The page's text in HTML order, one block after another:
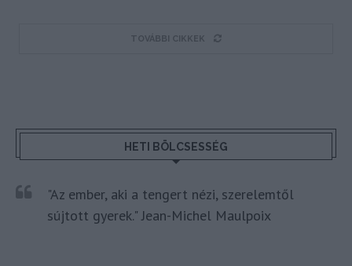
TOVÁBBI CIKKEK
HETI BÖLCSESSÉG
"Az ember, aki a tengert nézi, szerelemtől
sújtott gyerek." Jean-Michel Maulpoix